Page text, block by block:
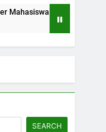
Networking yang
SEARCH